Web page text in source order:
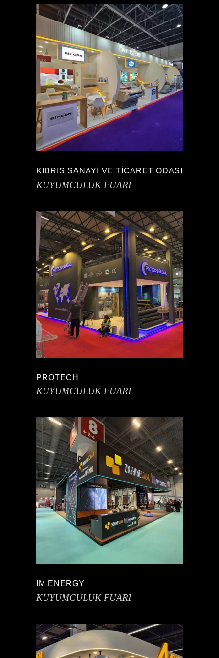
KIBRIS SANAYİ VE TİCARET ODASI
KUYUMCULUK FUARI
PROTECH
KUYUMCULUK FUARI
IM ENERGY
KUYUMCULUK FUARI